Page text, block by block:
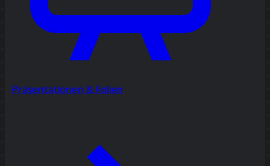
Präsentationen & Folien